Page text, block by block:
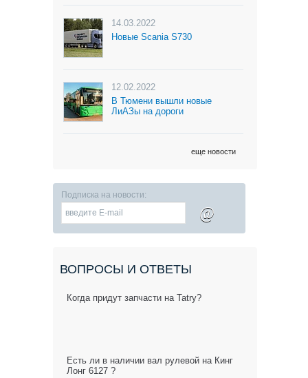
14.03.2022
Новые Scania S730
12.02.2022
В Тюмени вышли новые
ЛиАЗы на дороги
еще новости
Подписка на новости:
@
ВОПРОСЫ И ОТВЕТЫ
Когда придут запчасти на Tatry?
Есть ли в наличии вал рулевой на Кинг
Лонг 6127 ?